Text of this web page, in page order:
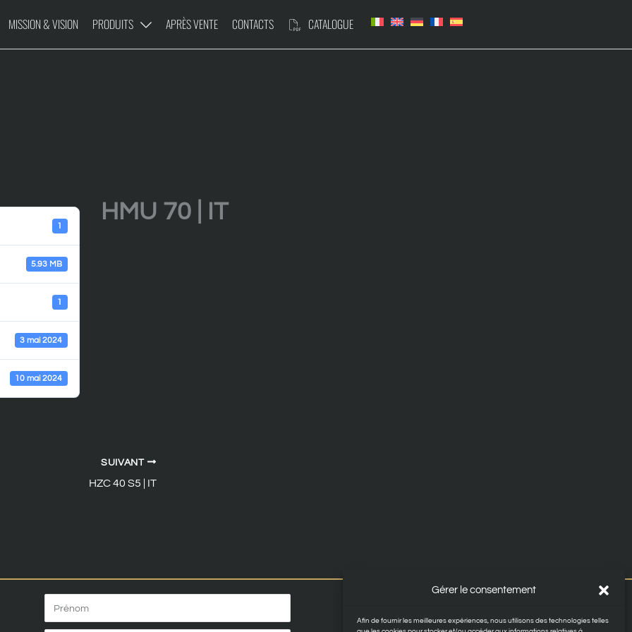
Gérer le consentement
Afin de fournir les meilleures expériences, nous utilisons des technologies telles
MISSION & VISION PRODUITS APRÈS VENTE CONTACTS CATALOGUE
1
5.93 MB
1
3 mai 2024
10 mai 2024
HMU 70 | IT
SUIVANT
HZC 40 S5 | IT